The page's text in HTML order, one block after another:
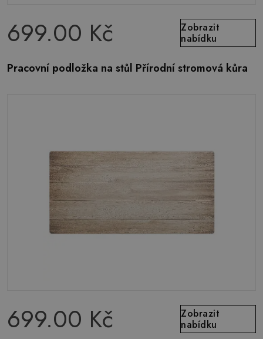
699.00 Kč
Zobrazit
nabídku
Pracovní podložka na stůl Přírodní stromová kůra
699.00 Kč
Zobrazit
nabídku